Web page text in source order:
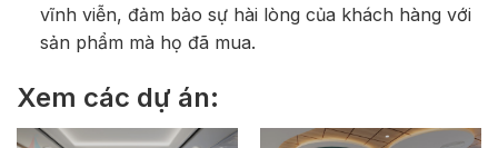
vĩnh viễn, đảm bảo sự hài lòng của khách hàng với
sản phẩm mà họ đã mua.
Xem các dự án: